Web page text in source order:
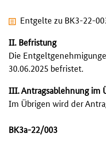
Entgelte zu BK3-22-
II. Befristung
Die
30.06.2025 befristet.
III. Antragsablehnung im
Im Übrigen wird der
BK3a-22/003